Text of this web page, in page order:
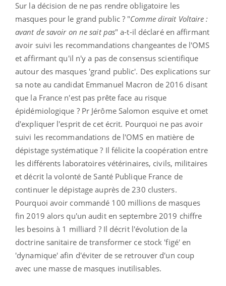
Sur la décision de ne pas rendre obligatoire les
masques pour le grand public ? "Comme dirait Voltaire :
avant de savoir on ne sait pas" a-t-il déclaré en affirmant
avoir suivi les recommandations changeantes de l'OMS
et affirmant qu'il n'y a pas de consensus scientifique
autour des masques 'grand public'. Des explications sur
sa note au candidat Emmanuel Macron de 2016 disant
que la France n'est pas prête face au risque
épidémiologique ? Pr Jérôme Salomon esquive et omet
d'expliquer l'esprit de cet écrit. Pourquoi ne pas avoir
suivi les recommandations de l'OMS en matière de
dépistage systématique ? Il félicite la coopération entre
les différents laboratoires vétérinaires, civils, militaires
et décrit la volonté de Santé Publique France de
continuer le dépistage auprès de 230 clusters.
Pourquoi avoir commandé 100 millions de masques
fin 2019 alors qu'un audit en septembre 2019 chiffre
les besoins à 1 milliard ? Il décrit l'évolution de la
doctrine sanitaire de transformer ce stock 'figé' en
'dynamique' afin d'éviter de se retrouver d'un coup
avec une masse de masques inutilisables.